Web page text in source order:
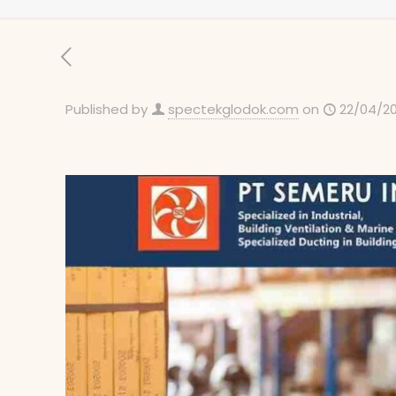
Published by spectekglodok.com on 22/04/